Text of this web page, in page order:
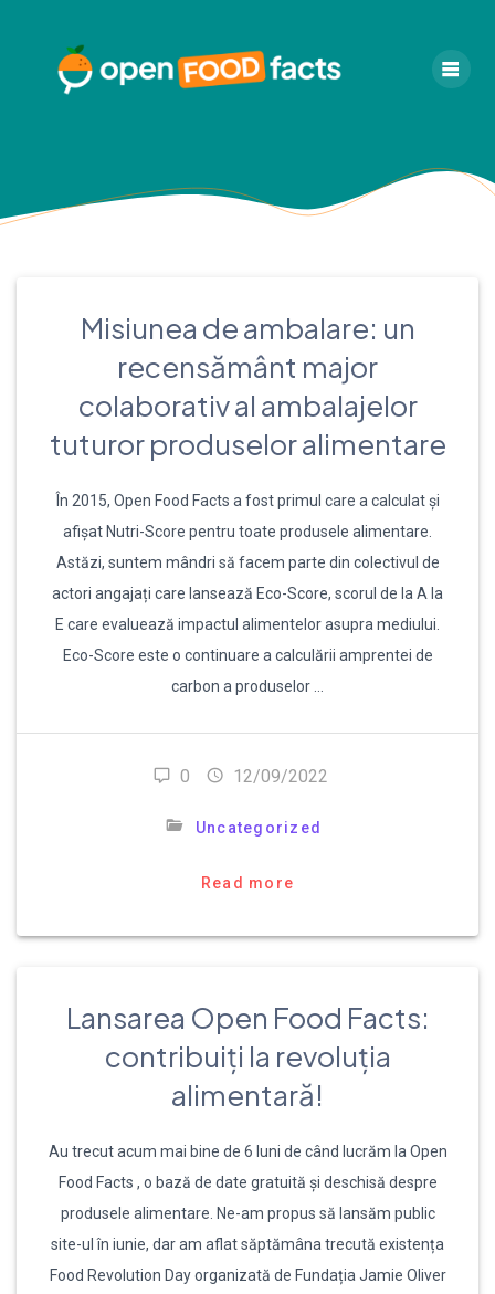
content
Misiunea de ambalare: un
recensământ major
colaborativ al ambalajelor
tuturor produselor alimentare
În 2015, Open Food Facts a fost primul care a calculat și
afișat Nutri-Score pentru toate produsele alimentare.
Astăzi, suntem mândri să facem parte din colectivul de
actori angajați care lansează Eco-Score, scorul de la A la
E care evaluează impactul alimentelor asupra mediului.
Eco-Score este o continuare a calculării amprentei de
carbon a produselor …
0 12/09/2022
Uncategorized
Read more
Lansarea Open Food Facts:
contribuiți la revoluția
alimentară!
Au trecut acum mai bine de 6 luni de când lucrăm la Open
Food Facts , o bază de date gratuită și deschisă despre
produsele alimentare. Ne-am propus să lansăm public
site-ul în iunie, dar am aflat săptămâna trecută existența
Food Revolution Day organizată de Fundația Jamie Oliver